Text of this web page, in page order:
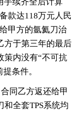
款达118万元人民
甲方的氩氦刀治
方于第三年的最后
策内没有“不可抗
条件。
同乙方返还给甲
全套TPS系统均